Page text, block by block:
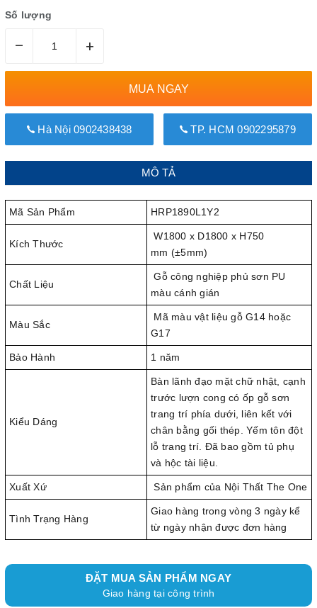
Số lượng
– +
MUA NGAY
Hà Nội 0902438438 TP. HCM 0902295879
MÔ TẢ
Mã Sản Phẩm HRP1890L1Y2
Kích Thước
W1800 x D1800 x H750
mm (±5mm)
Chất Liệu
Gỗ công nghiệp phủ sơn PU
màu cánh gián
Màu Sắc
Mã màu vật liệu gỗ G14 hoặc
G17
Bảo Hành 1 năm
Kiểu Dáng
Bàn lãnh đạo mặt chữ nhật, cạnh
trước lượn cong có ốp gỗ sơn
trang trí phía dưới, liên kết với
chân bằng gối thép. Yếm tôn đột
lỗ trang trí. Đã bao gồm tủ phụ
và hộc tài liệu.
Xuất Xứ Sản phẩm của Nội Thất The One
Tình Trạng Hàng
Giao hàng trong vòng 3 ngày kể
từ ngày nhận được đơn hàng
ĐẶT MUA SẢN PHẨM NGAY
Giao hàng tại công trình